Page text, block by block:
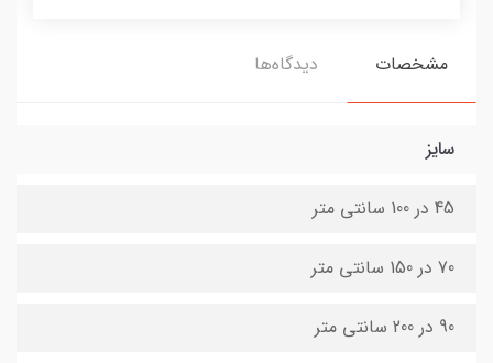
مشخصات دیدگاه‌ها
سایز
45 در 100 سانتی متر
70 در 150 سانتی متر
90 در 200 سانتی متر